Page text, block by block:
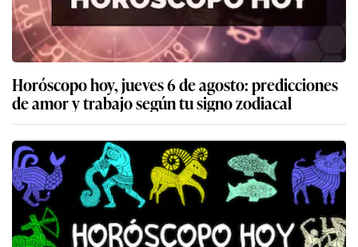
Horóscopo hoy, jueves 6 de agosto: predicciones
de amor y trabajo según tu signo zodiacal